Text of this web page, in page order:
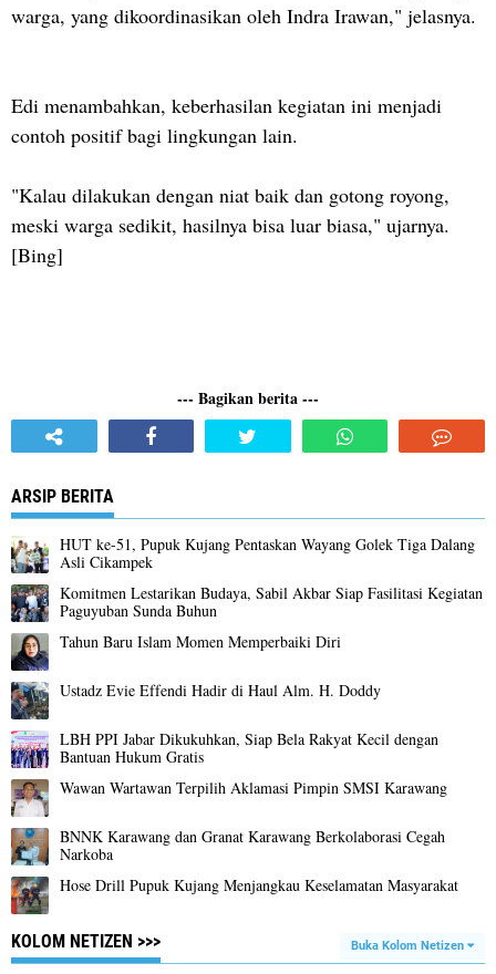
warga, yang dikoordinasikan oleh Indra Irawan," jelasnya.
Edi menambahkan, keberhasilan kegiatan ini menjadi
contoh positif bagi lingkungan lain.
"Kalau dilakukan dengan niat baik dan gotong royong,
meski warga sedikit, hasilnya bisa luar biasa," ujarnya.
[Bing]
--- Bagikan berita ---
ARSIP BERITA
HUT ke-51, Pupuk Kujang Pentaskan Wayang Golek Tiga Dalang
Asli Cikampek
Komitmen Lestarikan Budaya, Sabil Akbar Siap Fasilitasi Kegiatan
Paguyuban Sunda Buhun
Tahun Baru Islam Momen Memperbaiki Diri
Ustadz Evie Effendi Hadir di Haul Alm. H. Doddy
LBH PPI Jabar Dikukuhkan, Siap Bela Rakyat Kecil dengan
Bantuan Hukum Gratis
Wawan Wartawan Terpilih Aklamasi Pimpin SMSI Karawang
BNNK Karawang dan Granat Karawang Berkolaborasi Cegah
Narkoba
Hose Drill Pupuk Kujang Menjangkau Keselamatan Masyarakat
KOLOM NETIZEN >>> Buka Kolom Netizen